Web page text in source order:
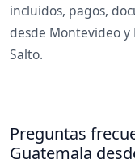
incluidos, pagos,
desde Montevideo y
Salto.
Preguntas
Guatemala